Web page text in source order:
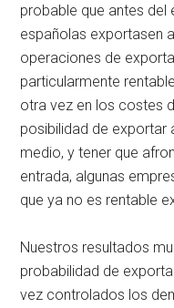
probable que antes del
españolas exportasen
operaciones de
particularmente
otra vez en los costes
posibilidad de exportar
medio, y tener que
entrada, algunas
que ya no es rentable
Nuestros resultados
probabilidad de
vez controlados los